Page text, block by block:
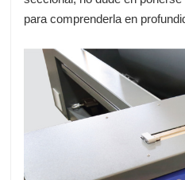
para comprenderla en